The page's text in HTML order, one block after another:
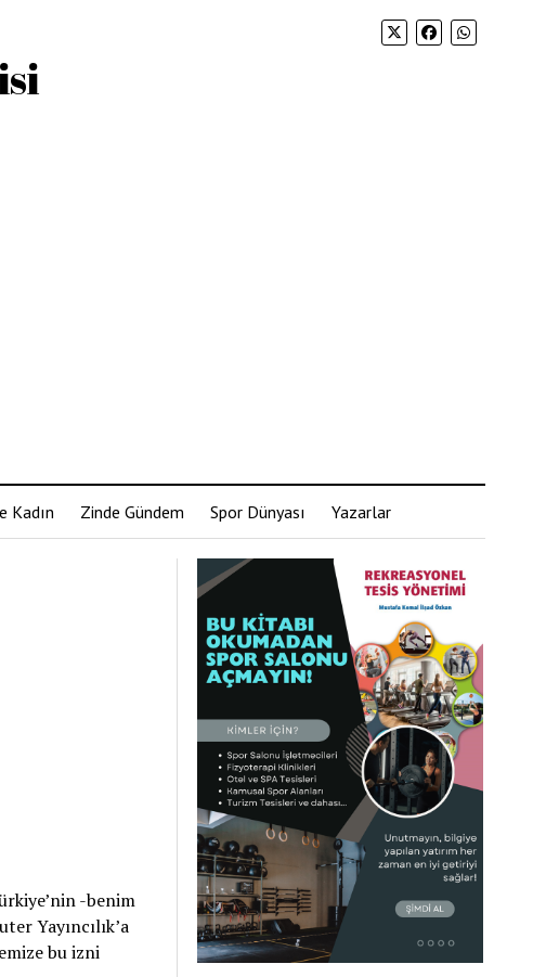
Kadın Zinde Gündem Spor Dünyası Yazarlar
-benim
Yayıncılık’a
bu izni